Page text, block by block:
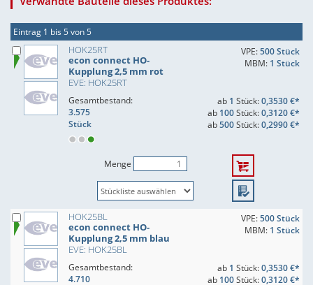
Eintrag 1 bis 5 von 5
HOK25RT
econ connect HO-
Kupplung 2,5 mm rot
EVE: HOK25RT
VPE:500 Stück
MBM: 1 Stück
Gesamtbestand:
3.575
Stück
ab 1 Stück:0,3530 €*
ab 100Stück:0,3120 €*
ab500Stück:0,2990 €*
Menge
HOK25BL
econ connect HO-
Kupplung 2,5 mm blau
EVE: HOK25BL
VPE:500 Stück
MBM: 1 Stück
Gesamtbestand:
4.710
ab 1 Stück:0,3530 €*
ab 100Stück:0,3120 €*